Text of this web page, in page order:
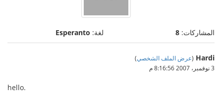
المشاركات: 8 لغة: Esperanto
Hardi
(عرض الملف الشخصي)
3 نوفمبر، 2007 8:16:56 م
hello.